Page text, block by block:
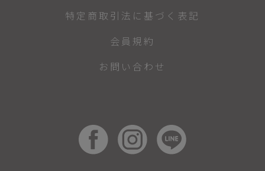
特定商取引法に基づく表記
会員規約
お問い合わせ